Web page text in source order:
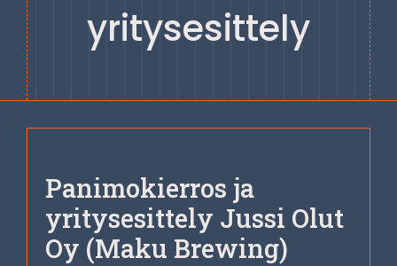
yritysesittely
Panimokierros ja
yritysesittely Jussi Olut
Oy (Maku Brewing)